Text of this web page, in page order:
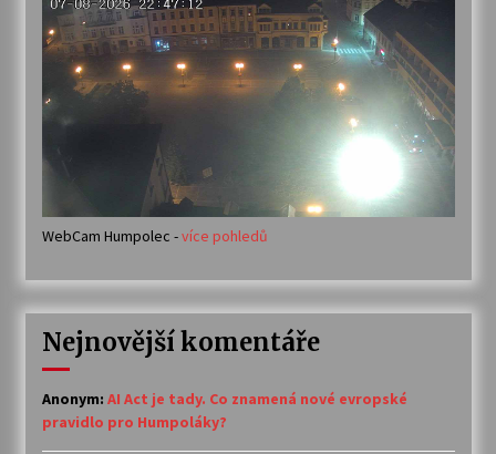
WebCam Humpolec -více pohledů
Nejnovější komentáře
Anonym: AI Act je tady. Co znamená nové evropské
pravidlo pro Humpoláky?